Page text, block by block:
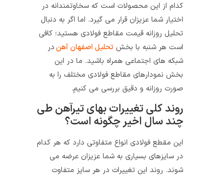
کدام از این محصولات است که سخاوتمندانه در
اختیار شما عزیزان قرار می گیرد. اما اگر به دنبال
تحلیل روزانه قیمت مقاطع فولادی هستید؛ کافی
است هر شنبه با بخشتحلیل اصفهان آهندر
شبکه‌ های اجتماعی همراه باشید. ما در این
بخش نمودارهای مقاطع فولادی مختلف را به
صورت روزانه و دقیق بررسی می‌ کنیم.
روند کلی تغییرات بهای تیرآهن طی
چند سال اخیر چگونه است؟
این مقطع فولادی انواع متفاوتی دارد که هر کدام
در سایزهای بسیاری به شما عزیزان عرضه می
شوند. روند این تغییرات در هر سایز متفاوت